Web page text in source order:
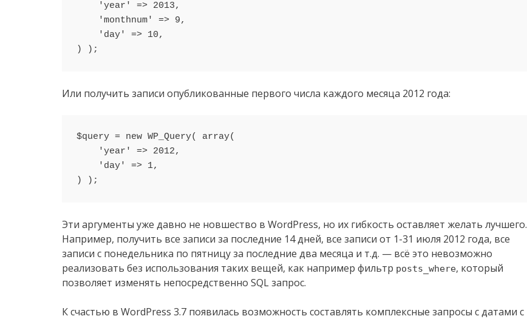
    'year' => 2013,
    'monthnum' => 9,
    'day' => 10,
Или получить записи опубликованные первого числа каждого месяца 2012 года:
$query = new WP_Query( array(
    'year' => 2012,
    'day' => 1,
Эти аргументы уже давно не новшество в WordPress, но их гибкость оставляет желать лучшего.
Например, получить все записи за последние 14 дней, все записи от 1-31 июля 2012 года, все
записи с понедельника по пятницу за последние два месяца и т.д. — всё это невозможно
реализовать без использования таких вещей, как например фильтр posts_where, который
позволяет изменять непосредственно SQL запрос.
К счастью в WordPress 3.7 появилась возможность составлять комплексные запросы с датами с